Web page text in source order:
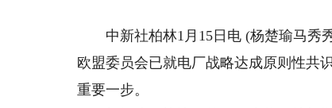
中新社柏林1月15日电 (杨楚瑜马秀
欧盟委员会已就电厂战略达成原则性共
重要一步。